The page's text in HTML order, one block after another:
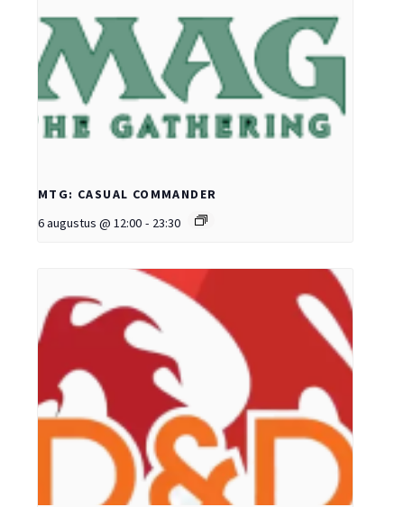
MTG: CASUAL COMMANDER
6 augustus @ 12:00 - 23:30